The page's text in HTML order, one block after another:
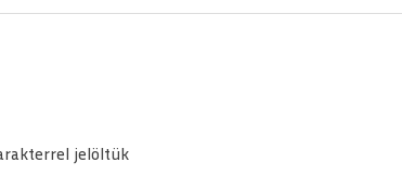
Post:
jelöltük